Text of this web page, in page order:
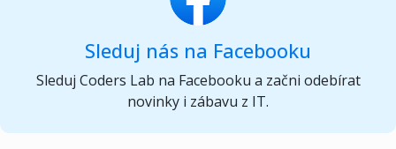
Sleduj nás na Facebooku
Sleduj Coders Lab na Facebooku a začni odebírat
novinky i zábavu z IT.